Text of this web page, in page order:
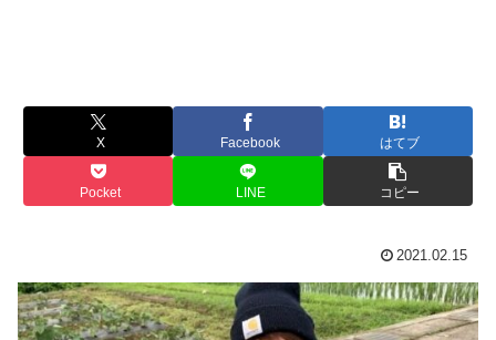
X Facebook はてブ
Pocket LINE コピー
2021.02.15